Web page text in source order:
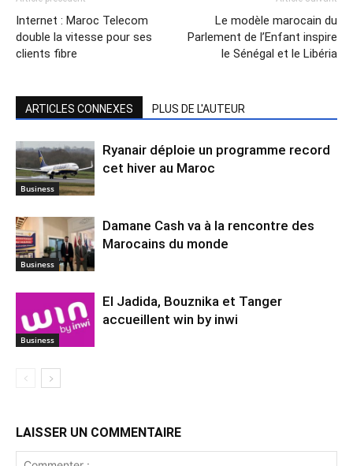
Internet : Maroc Telecom
double la vitesse pour ses
clients fibre
Le modèle marocain du
Parlement de l’Enfant inspire
le Sénégal et le Libéria
ARTICLES CONNEXES PLUS DE L'AUTEUR
Business
Ryanair déploie un programme record
cet hiver au Maroc
Business
Damane Cash va à la rencontre des
Marocains du monde
Business
El Jadida, Bouznika et Tanger
accueillent win by inwi
LAISSER UN COMMENTAIRE